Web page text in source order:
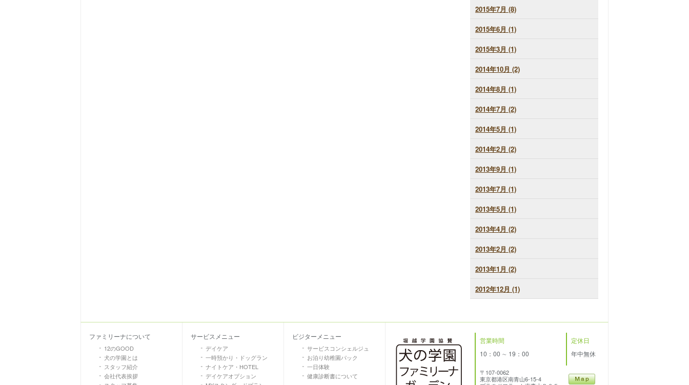
2015年7月 (8)
2015年6月 (1)
2015年3月 (1)
2014年10月 (2)
2014年8月 (1)
2014年7月 (2)
2014年5月 (1)
2014年2月 (2)
2013年9月 (1)
2013年7月 (1)
2013年5月 (1)
2013年4月 (2)
2013年2月 (2)
2013年1月 (2)
2012年12月 (1)
ファミリーナについて
12のGOOD
犬の学園とは
スタッフ紹介
会社代表挨拶
サービスメニュー
デイケア
一時預かり・ドッグラン
ナイトケア・HOTEL
デイケアオプション
ビジターメニュー
サービスコンシェルジュ
お泊り幼稚園パック
一日体験
健康診断書について
営業時間
定休日
10：00 ∼ 19：00
年中無休
〒107-0062
東京都港区南青山6-15-4